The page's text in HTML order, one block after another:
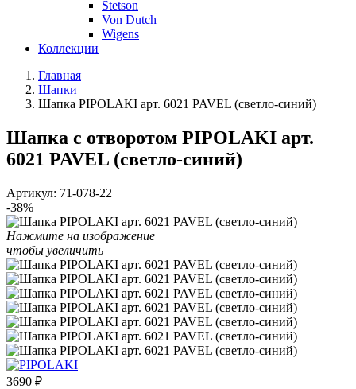
Stetson
Von Dutch
Wigens
Коллекции
Главная
Шапки
Шапка PIPOLAKI арт. 6021 PAVEL (светло-синий)
Шапка с отворотом PIPOLAKI арт.
6021 PAVEL (светло-синий)
Артикул: 71-078-22
-38%
Нажмите на изображение
чтобы увеличить
3690 ₽